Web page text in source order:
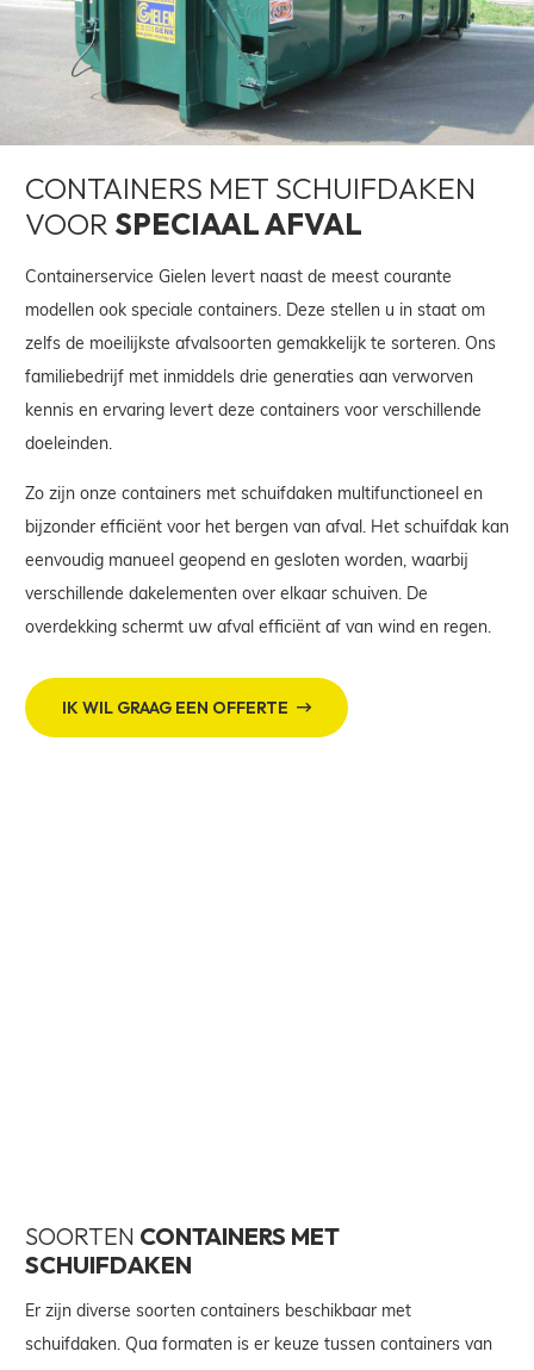
CONTAINERS MET SCHUIFDAKEN
VOOR SPECIAAL AFVAL
Containerservice Gielen levert naast de meest courante
modellen ook speciale containers. Deze stellen u in staat om
zelfs de moeilijkste afvalsoorten gemakkelijk te sorteren. Ons
familiebedrijf met inmiddels drie generaties aan verworven
kennis en ervaring levert deze containers voor verschillende
doeleinden.
Zo zijn onze containers met schuifdaken multifunctioneel en
bijzonder efficiënt voor het bergen van afval. Het schuifdak kan
eenvoudig manueel geopend en gesloten worden, waarbij
verschillende dakelementen over elkaar schuiven. De
overdekking schermt uw afval efficiënt af van wind en regen.
IK WIL GRAAG EEN OFFERTE
SOORTEN CONTAINERS MET
SCHUIFDAKEN
Er zijn diverse soorten containers beschikbaar met
schuifdaken. Qua formaten is er keuze tussen containers van